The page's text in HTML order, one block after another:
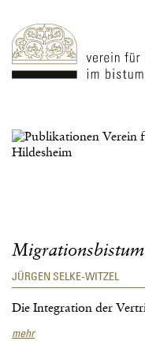
JÜRGEN SELKE-WITZEL
Die Integration der
mehrMigrationsbistum